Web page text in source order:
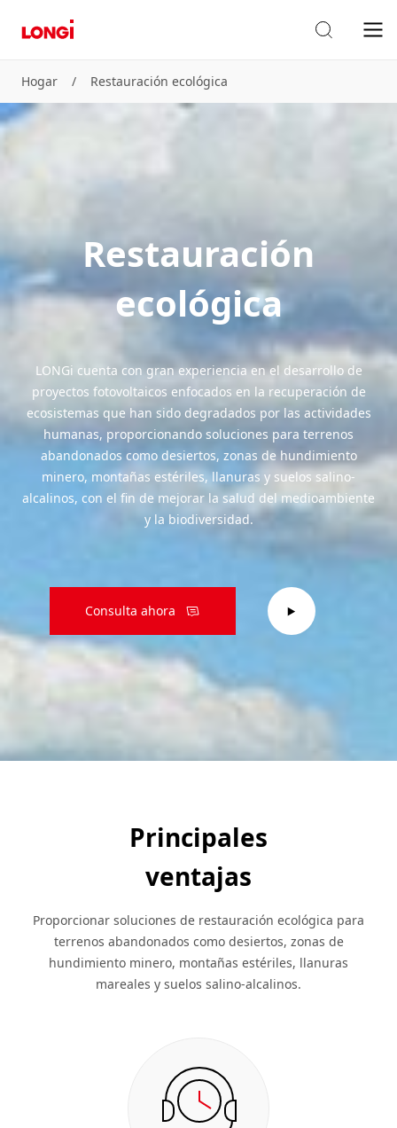
Hogar / Restauración ecológica
Restauración
ecológica
LONGi cuenta con gran experiencia en el desarrollo de
proyectos fotovoltaicos enfocados en la recuperación de
ecosistemas que han sido degradados por las actividades
humanas, proporcionando soluciones para terrenos
abandonados como desiertos, zonas de hundimiento
minero, montañas estériles, llanuras y suelos salino-
alcalinos, con el fin de mejorar la salud del medioambiente
y la biodiversidad.
Consulta ahora
Principales
ventajas
Proporcionar soluciones de restauración ecológica para
terrenos abandonados como desiertos, zonas de
hundimiento minero, montañas estériles, llanuras
mareales y suelos salino-alcalinos.